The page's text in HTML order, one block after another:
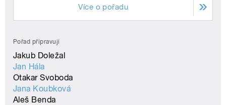
Více o pořadu
Pořad připravují
Jakub Doležal
Jan Hála
Otakar Svoboda
Jana Koubková
Aleš Benda